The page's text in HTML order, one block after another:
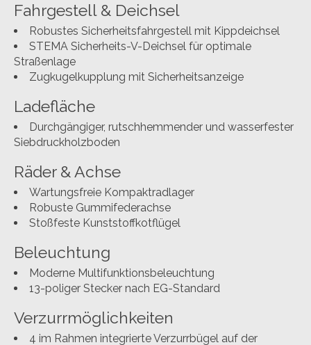
Fahrgestell & Deichsel
Robustes Sicherheitsfahrgestell mit Kippdeichsel
STEMA Sicherheits-V-Deichsel für optimale
Straßenlage
Zugkugelkupplung mit Sicherheitsanzeige
Ladefläche
Durchgängiger, rutschhemmender und wasserfester
Siebdruckholzboden
Räder & Achse
Wartungsfreie Kompaktradlager
Robuste Gummifederachse
Stoßfeste Kunststoffkotflügel
Beleuchtung
Moderne Multifunktionsbeleuchtung
13-poliger Stecker nach EG-Standard
Verzurrmöglichkeiten
4 im Rahmen integrierte Verzurrbügel auf der